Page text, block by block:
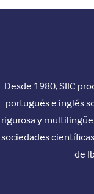
Desde 1980, SIIC
portugués e inglés
rigurosa y
sociedades
de